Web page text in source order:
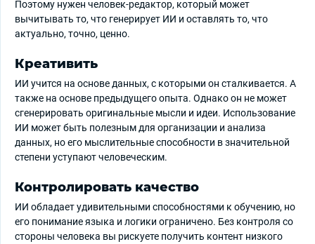
Поэтому нужен человек-редактор, который может
вычитывать то, что генерирует ИИ и оставлять то, что
актуально, точно, ценно.
Креативить
ИИ учится на основе данных, с которыми он сталкивается. А
также на основе предыдущего опыта. Однако он не может
сгенерировать оригинальные мысли и идеи. Использование
ИИ может быть полезным для организации и анализа
данных, но его мыслительные способности в значительной
степени уступают человеческим.
Контролировать качество
ИИ обладает удивительными способностями к обучению, но
его понимание языка и логики ограничено. Без контроля со
стороны человека вы рискуете получить контент низкого